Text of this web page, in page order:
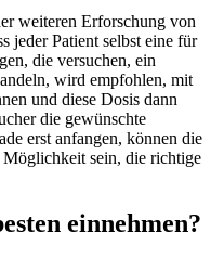
weiteren Erforschung von
jeder Patient selbst eine für
die versuchen, ein
wird empfohlen, mit
und diese Dosis dann
die gewünschte
erst anfangen, können die
sein, die richtige
einnehmen?